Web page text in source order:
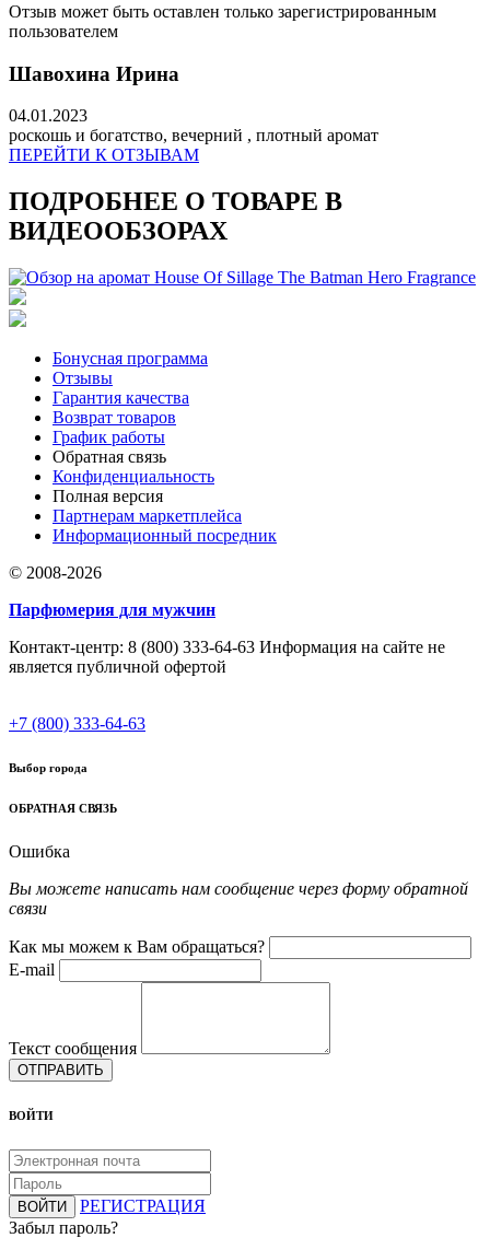
Отзыв может быть оставлен только зарегистрированным
пользователем
Шавохина Ирина
04.01.2023
роскошь и богатство, вечерний , плотный аромат
ПЕРЕЙТИ К ОТЗЫВАМ
ПОДРОБНЕЕ О ТОВАРЕ В
ВИДЕООБЗОРАХ
Бонусная программа
Отзывы
Гарантия качества
Возврат товаров
График работы
Обратная связь
Конфиденциальность
Полная версия
Партнерам маркетплейса
Информационный посредник
© 2008-2026
Парфюмерия для мужчин
Контакт-центр: 8 (800) 333-64-63 Информация на сайте не
является публичной офертой
+7 (800) 333-64-63
Выбор города
ОБРАТНАЯ СВЯЗЬ
Ошибка
Вы можете написать нам сообщение через форму обратной
связи
Как мы можем к Вам обращаться?
E-mail
Текст сообщения
ОТПРАВИТЬ
ВОЙТИ
ВОЙТИ
РЕГИСТРАЦИЯ
Забыл пароль?